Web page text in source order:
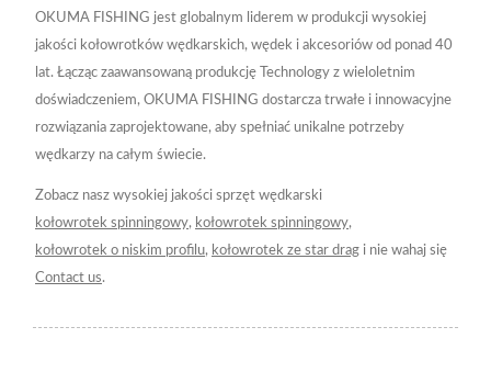
OKUMA FISHING jest globalnym liderem w produkcji wysokiej
jakości kołowrotków wędkarskich, wędek i akcesoriów od ponad 40
lat. Łącząc zaawansowaną produkcję Technology z wieloletnim
doświadczeniem, OKUMA FISHING dostarcza trwałe i innowacyjne
rozwiązania zaprojektowane, aby spełniać unikalne potrzeby
wędkarzy na całym świecie.
Zobacz nasz wysokiej jakości sprzęt wędkarski
kołowrotek spinningowy, kołowrotek spinningowy,
kołowrotek o niskim profilu, kołowrotek ze star drag i nie wahaj się
Contact us.